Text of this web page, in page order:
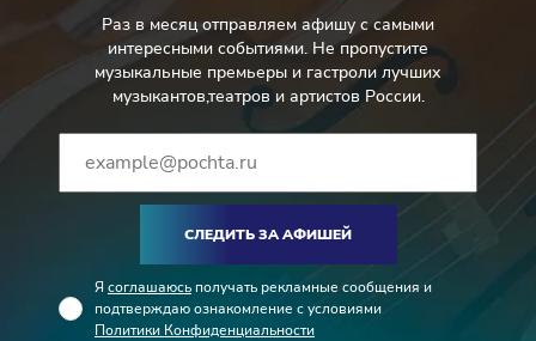
Раз в месяц отправляем афишу с самыми
интересными событиями. Не пропустите
музыкальные премьеры и гастроли лучших
музыкантов,театров и артистов России.
СЛЕДИТЬ ЗА АФИШЕЙ
Я соглашаюсь получать рекламные сообщения и
подтверждаю ознакомление с условиями
Политики Конфиденциальности